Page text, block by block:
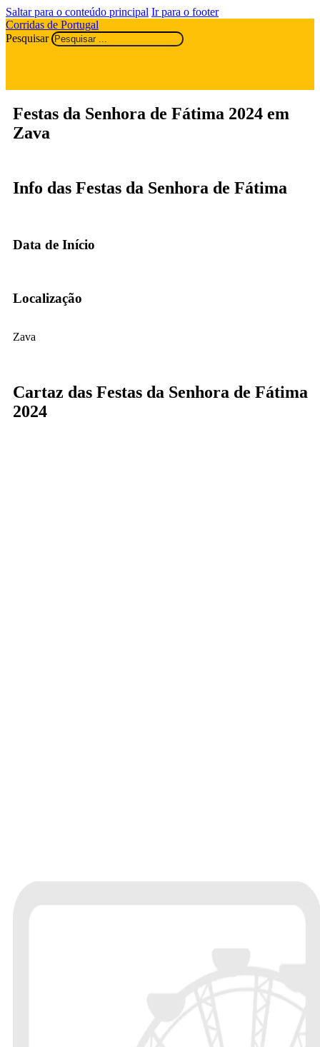
Saltar para o conteúdo principal Ir para o footer
Corridas de Portugal
Pesquisar
Festas da Senhora de Fátima 2024 em
Zava
Info das Festas da Senhora de Fátima
Data de Início
Localização
Zava
Cartaz das Festas da Senhora de Fátima
2024